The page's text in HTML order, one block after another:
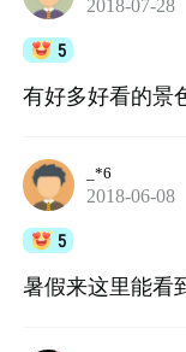
2018-07-28
5
有好多好看的景
_*6
2018-06-08
5
暑假来这里能看